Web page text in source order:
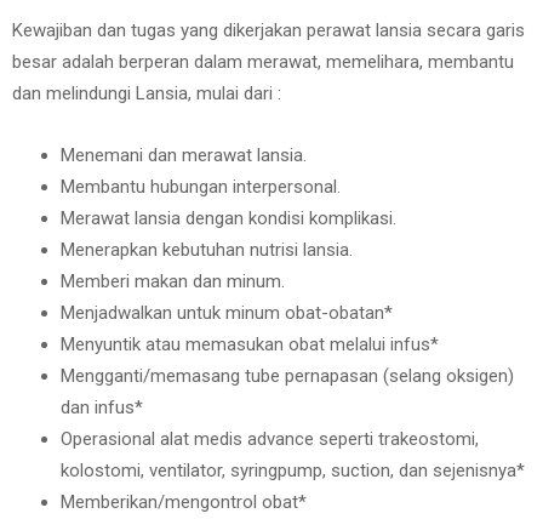
Kewajiban dan tugas yang dikerjakan perawat lansia secara garis
besar adalah berperan dalam merawat, memelihara, membantu
dan melindungi Lansia, mulai dari :
Menemani dan merawat lansia.
Membantu hubungan interpersonal.
Merawat lansia dengan kondisi komplikasi.
Menerapkan kebutuhan nutrisi lansia.
Memberi makan dan minum.
Menjadwalkan untuk minum obat-obatan*
Menyuntik atau memasukan obat melalui infus*
Mengganti/memasang tube pernapasan (selang oksigen)
dan infus*
Operasional alat medis advance seperti trakeostomi,
kolostomi, ventilator, syringpump, suction, dan sejenisnya*
Memberikan/mengontrol obat*